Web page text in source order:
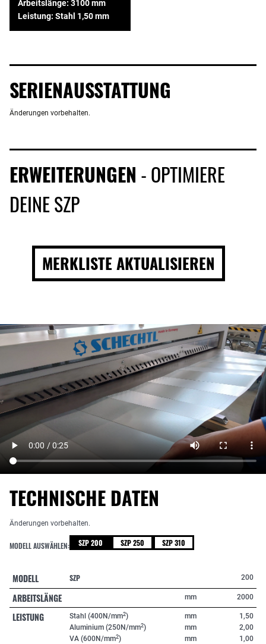
Arbeitslänge: 3100 mm
Leistung: Stahl 1,50 mm
SERIENAUSSTATTUNG
Änderungen vorbehalten.
ERWEITERUNGEN - OPTIMIERE
DEINE SZP
MERKLISTE AKTUALISIEREN
TECHNISCHE DATEN
Änderungen vorbehalten.
MODELL AUSWÄHLEN: SZP 200 SZP 250 SZP 310
MODELL SZP 200
ARBEITSLÄNGE mm 2000
LEISTUNG Stahl (400N/mm2)
Aluminium (250N/mm2)
VA (600N/mm2)
mm
mm
mm
1,50
2,00
1,00